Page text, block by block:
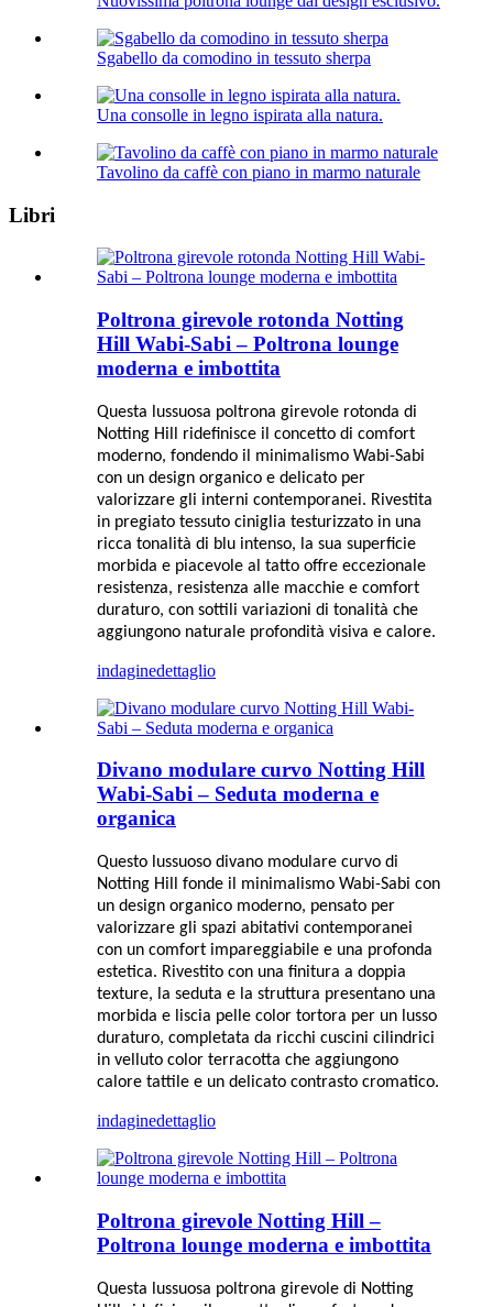
Sgabello da comodino in tessuto sherpa
Una consolle in legno ispirata alla natura.
Tavolino da caffè con piano in marmo naturale
Libri
Poltrona girevole rotonda Notting
Hill Wabi-Sabi – Poltrona lounge
moderna e imbottita
Questa lussuosa poltrona girevole rotonda di
Notting Hill ridefinisce il concetto di comfort
moderno, fondendo il minimalismo Wabi-Sabi
con un design organico e delicato per
valorizzare gli interni contemporanei. Rivestita
in pregiato tessuto ciniglia testurizzato in una
ricca tonalità di blu intenso, la sua superficie
morbida e piacevole al tatto offre eccezionale
resistenza, resistenza alle macchie e comfort
duraturo, con sottili variazioni di tonalità che
aggiungono naturale profondità visiva e calore.
indaginedettaglio
Divano modulare curvo Notting Hill
Wabi-Sabi – Seduta moderna e
organica
Questo lussuoso divano modulare curvo di
Notting Hill fonde il minimalismo Wabi-Sabi con
un design organico moderno, pensato per
valorizzare gli spazi abitativi contemporanei
con un comfort impareggiabile e una profonda
estetica. Rivestito con una finitura a doppia
texture, la seduta e la struttura presentano una
morbida e liscia pelle color tortora per un lusso
duraturo, completata da ricchi cuscini cilindrici
in velluto color terracotta che aggiungono
calore tattile e un delicato contrasto cromatico.
indaginedettaglio
Poltrona girevole Notting Hill –
Poltrona lounge moderna e imbottita
Questa lussuosa poltrona girevole di Notting